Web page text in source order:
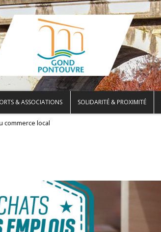
& ASSOCIATIONS SOLIDARITÉ & PROXIMITÉ
commerce local